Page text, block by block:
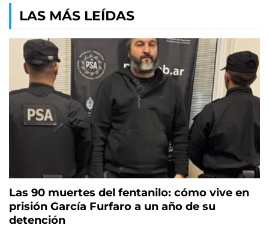
LAS MÁS LEÍDAS
Las 90 muertes del fentanilo: cómo vive en
prisión García Furfaro a un año de su
detención